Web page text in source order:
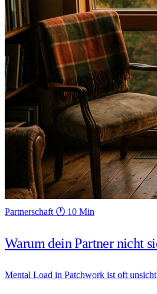
Partnerschaft 🕐 10 Min
Warum dein Partner nicht
Mental Load in Patchwork ist oft